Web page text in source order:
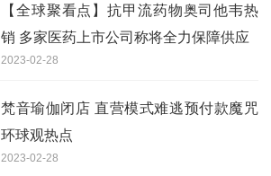
【全球聚看点】抗甲流药物奥司他韦热
销 多家医药上市公司称将全力保障供应
2023-02-28
梵音瑜伽闭店 直营模式难逃预付款魔咒
环球观热点
2023-02-28